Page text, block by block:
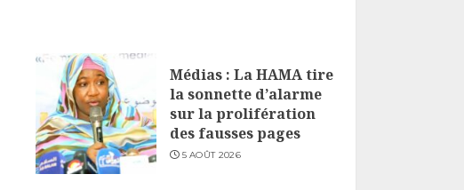
Médias : La HAMA tire
la sonnette d’alarme
sur la prolifération
des fausses pages
5 AOÛT 2026